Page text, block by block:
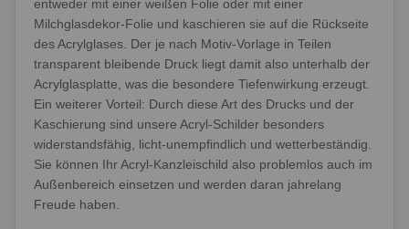
entweder mit einer weißen Folie oder mit einer
Milchglasdekor-Folie und kaschieren sie auf die Rückseite
des Acrylglases. Der je nach Motiv-Vorlage in Teilen
transparent bleibende Druck liegt damit also unterhalb der
Acrylglasplatte, was die besondere Tiefenwirkung erzeugt.
Ein weiterer Vorteil: Durch diese Art des Drucks und der
Kaschierung sind unsere Acryl-Schilder besonders
widerstandsfähig, licht-unempfindlich und wetterbeständig.
Sie können Ihr Acryl-Kanzleischild also problemlos auch im
Außenbereich einsetzen und werden daran jahrelang
Freude haben.